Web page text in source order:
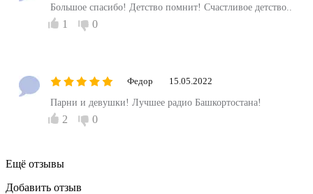
Большое спасибо! Детство помнит! Счастливое детство..
1 0
Федор 15.05.2022
Парни и девушки! Лучшее радио Башкортостана!
2 0
Ещё отзывы
Добавить отзыв